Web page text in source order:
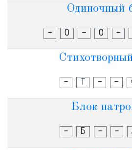
Одиночный
- О - О -
- Т - -
Блок
- Б - -